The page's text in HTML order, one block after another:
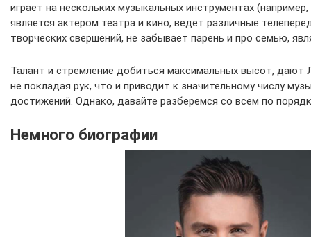
играет на нескольких музыкальных инструментах
является актером театра и кино, ведет различные
творческих свершений, не забывает парень и про семью,
Талант и стремление добиться максимальных высот, дают
не покладая рук, что и приводит к значительному числу
достижений. Однако, давайте разберемся со всем по
Немного биографии